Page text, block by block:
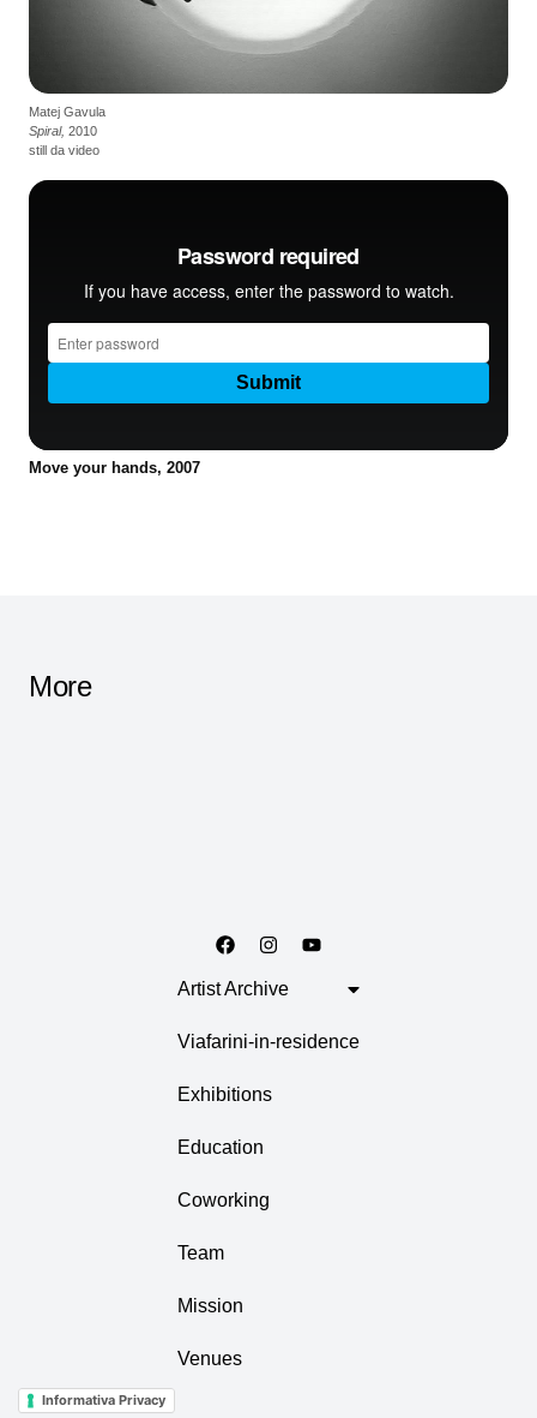
Matej Gavula
Spiral, 2010
still da video
Move your hands, 2007
More
Artist Archive
Viafarini-in-residence
Exhibitions
Education
Coworking
Team
Mission
Venues
Informativa Privacy